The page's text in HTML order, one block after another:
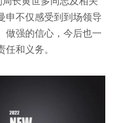
申不仅感受到到场领导
做强的信心，今后也一
和义务。